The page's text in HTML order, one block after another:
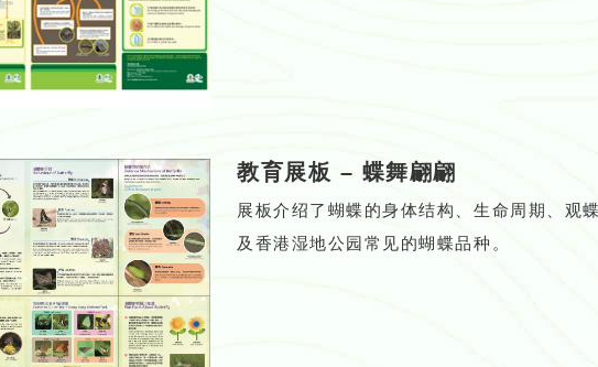
教育展板 – 蝶舞翩翩
展板介绍了蝴蝶的身体结构、生命周期、观
及香港湿地公园常见的蝴蝶品种。